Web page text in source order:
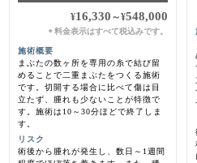
¥16,330 ～¥548,000
＊料金表示はすべて税込みです。
施術概要
まぶたの数ヶ所を専用の糸で結び留
めることで二重まぶたをつくる施術
です。切開する場合に比べて傷は目
立たず、腫れも少ないことが特徴で
す。施術は10～30分ほどで終了しま
す。
リスク
術後から腫れが発生し、数日～1週間